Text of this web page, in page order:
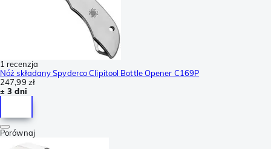
1 recenzja
Nóż składany Spyderco Clipitool Bottle Opener C169P
247,99 zł
± 3 dni
Porównaj